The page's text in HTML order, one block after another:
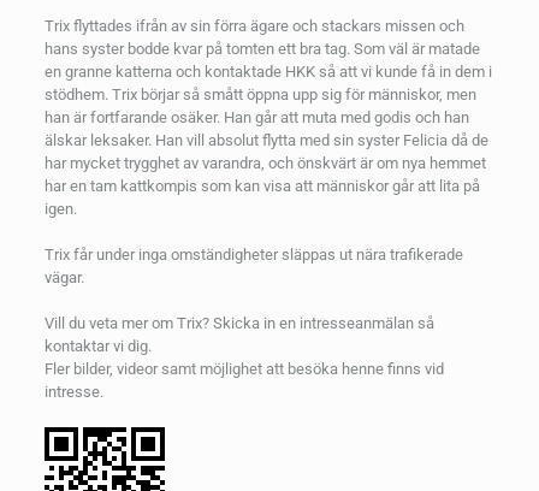
Trix flyttades ifrån av sin förra ägare och stackars missen och
hans syster bodde kvar på tomten ett bra tag. Som väl är matade
en granne katterna och kontaktade HKK så att vi kunde få in dem i
stödhem. Trix börjar så smått öppna upp sig för människor, men
han är fortfarande osäker. Han går att muta med godis och han
älskar leksaker. Han vill absolut flytta med sin syster Felicia då de
har mycket trygghet av varandra, och önskvärt är om nya hemmet
har en tam kattkompis som kan visa att människor går att lita på
igen.
Trix får under inga omständigheter släppas ut nära trafikerade
vägar.
Vill du veta mer om Trix? Skicka in en intresseanmälan så
kontaktar vi dig.
Fler bilder, videor samt möjlighet att besöka henne finns vid
intresse.